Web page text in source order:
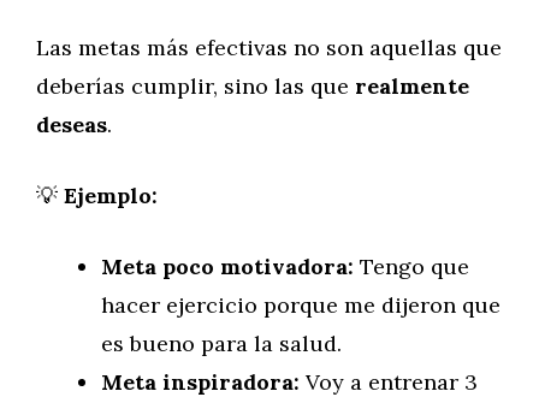
Las metas más efectivas no son aquellas que
deberías cumplir, sino las que realmente
deseas.
💡 Ejemplo:
Meta poco motivadora: Tengo que
hacer ejercicio porque me dijeron que
es bueno para la salud.
Meta inspiradora: Voy a entrenar 3